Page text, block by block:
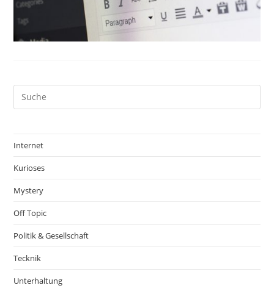
Internet
Kurioses
Mystery
Off Topic
Politik & Gesellschaft
Tecknik
Unterhaltung